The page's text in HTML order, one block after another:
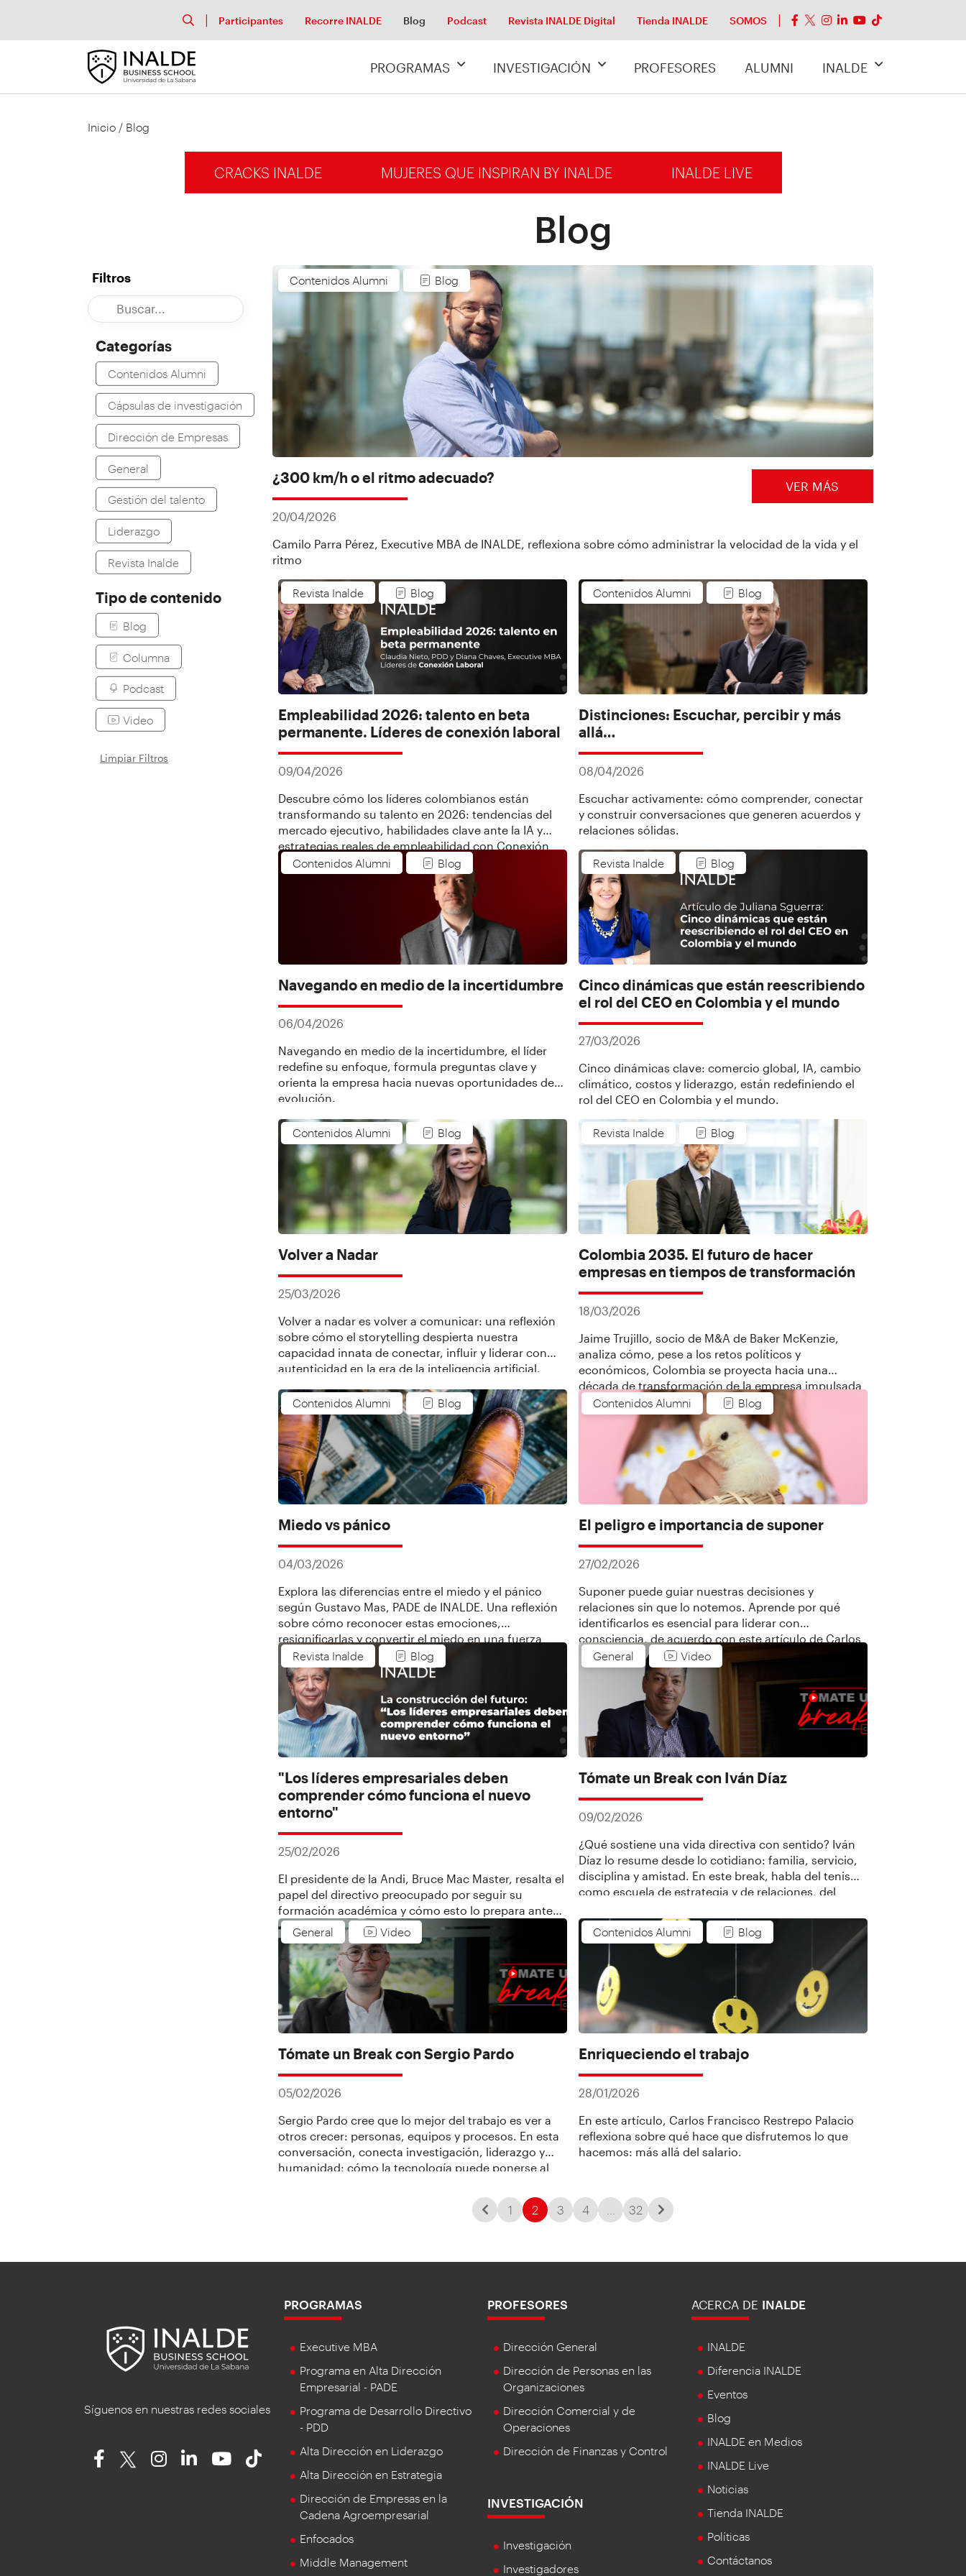
Participantes Recorre INALDE Blog Podcast Revista INALDE Digital Tienda INALDE SOMOS
PROGRAMAS INVESTIGACIÓN PROFESORES ALUMNI INALDE
Inicio / Blog
CRACKS INALDE MUJERES QUE INSPIRAN BY INALDE INALDE LIVE
Filtros
Categorías
Contenidos Alumni
Cápsulas de investigación
Dirección de Empresas
General
Gestión del talento
Liderazgo
Revista Inalde
Tipo de contenido
Blog
Columna
Podcast
Video
Limpiar Filtros
Blog
Contenidos Alumni Blog
¿300 km/h o el ritmo adecuado?
20/04/2026
Camilo Parra Pérez, Executive MBA de INALDE, reflexiona sobre cómo administrar la velocidad de la vida y el
ritmo
VER MÁS
Revista Inalde Blog
Empleabilidad 2026: talento en beta
permanente. Líderes de conexión laboral
09/04/2026
Descubre cómo los líderes colombianos están
transformando su talento en 2026: tendencias del
mercado ejecutivo, habilidades clave ante la IA y
estrategias reales de empleabilidad con Conexión
Laboral INALDE.
Contenidos Alumni Blog
Distinciones: Escuchar, percibir y más
allá…
08/04/2026
Escuchar activamente: cómo comprender, conectar
y construir conversaciones que generen acuerdos y
relaciones sólidas.
Contenidos Alumni Blog
Navegando en medio de la incertidumbre
06/04/2026
Navegando en medio de la incertidumbre, el líder
redefine su enfoque, formula preguntas clave y
orienta la empresa hacia nuevas oportunidades de
evolución.
Revista Inalde Blog
Cinco dinámicas que están reescribiendo
el rol del CEO en Colombia y el mundo
27/03/2026
Cinco dinámicas clave: comercio global, IA, cambio
climático, costos y liderazgo, están redefiniendo el
rol del CEO en Colombia y el mundo.
Contenidos Alumni Blog
Volver a Nadar
25/03/2026
Volver a nadar es volver a comunicar: una reflexión
sobre cómo el storytelling despierta nuestra
capacidad innata de conectar, influir y liderar con
autenticidad en la era de la inteligencia artificial.
Revista Inalde Blog
Colombia 2035. El futuro de hacer
empresas en tiempos de transformación
18/03/2026
Jaime Trujillo, socio de M&A de Baker McKenzie,
analiza cómo, pese a los retos políticos y
económicos, Colombia se proyecta hacia una
década de transformación de la empresa impulsada
por la innovación, la tecnología y el futuro.
Contenidos Alumni Blog
Miedo vs pánico
04/03/2026
Explora las diferencias entre el miedo y el pánico
según Gustavo Mas, PADE de INALDE. Una reflexión
sobre cómo reconocer estas emociones,
resignificarlas y convertir el miedo en una fuerza
para el crecimiento personal.
Contenidos Alumni Blog
El peligro e importancia de suponer
27/02/2026
Suponer puede guiar nuestras decisiones y
relaciones sin que lo notemos. Aprende por qué
identificarlos es esencial para liderar con
consciencia, de acuerdo con este artículo de Carlos
Restrepo, PDD de INALDE.
Revista Inalde Blog
"Los líderes empresariales deben
comprender cómo funciona el nuevo
entorno"
25/02/2026
El presidente de la Andi, Bruce Mac Master, resalta el
papel del directivo preocupado por seguir su
formación académica y cómo esto lo prepara ante
los escenarios mixtos del entorno económico
colombiano. Desde 1944, la Asociación Nacional de
Empresarios de Colombia, Andi, ha sido la voz más
influyente del sector productivo. El gremio ha
acompañado [...]
General Video
Tómate un Break con Iván Díaz
09/02/2026
¿Qué sostiene una vida directiva con sentido? Iván
Díaz lo resume desde lo cotidiano: familia, servicio,
disciplina y amistad. En este break, habla del tenis
como escuela de estrategia y de relaciones, del
y de cómo las decisiones grande se toman con
responsabilidad. Si te […]
General Video
Tómate un Break con Sergio Pardo
05/02/2026
Sergio Pardo cree que lo mejor del trabajo es ver a
otros crecer: personas, equipos y procesos. En esta
conversación, conecta investigación, liderazgo y
humanidad: cómo la tecnología puede ponerse al
hacer algo bueno y qué decisiones cambian
destinos. Un episodio para tomar perspectiva,
Contenidos Alumni Blog
Enriqueciendo el trabajo
28/01/2026
En este artículo, Carlos Francisco Restrepo Palacio
reflexiona sobre qué hace que disfrutemos lo que
hacemos: más allá del salario.
1 2 3 4 32
Síguenos en nuestras redes sociales
PROGRAMAS
Executive MBA
Programa en Alta Dirección
Empresarial - PADE
Programa de Desarrollo Directivo
- PDD
Alta Dirección en Liderazgo
Alta Dirección en Estrategia
Dirección de Empresas en la
Cadena Agroempresarial
Enfocados
Middle Management
PROFESORES
Dirección General
Dirección de Personas en las
Organizaciones
Dirección Comercial y de
Operaciones
Dirección de Finanzas y Control
INVESTIGACIÓN
Investigación
Investigadores
ACERCA DE INALDE
INALDE
Diferencia INALDE
Eventos
Blog
INALDE en Medios
INALDE Live
Noticias
Tienda INALDE
Políticas
Contáctanos